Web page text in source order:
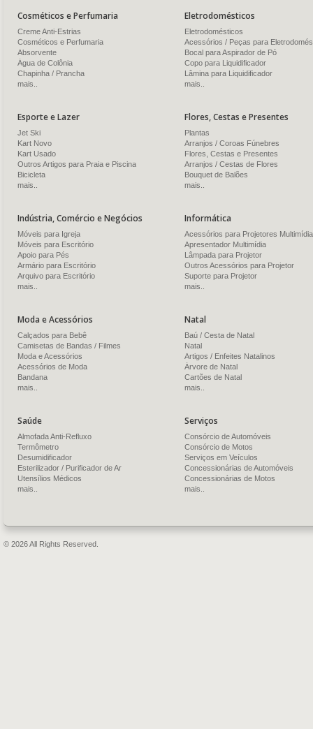
Cosméticos e Perfumaria
Creme Anti-Estrias
Cosméticos e Perfumaria
Absorvente
Água de Colônia
Chapinha / Prancha
mais..
Eletrodomésticos
Eletrodomésticos
Acessórios / Peças para
Bocal para Aspirador de Pó
Copo para Liquidificador
Lâmina para Liquidificador
mais..
Esporte e Lazer
Jet Ski
Kart Novo
Kart Usado
Outros Artigos para Praia e Piscina
Bicicleta
mais..
Flores, Cestas e Presentes
Plantas
Arranjos / Coroas Fúnebres
Flores, Cestas e Presentes
Arranjos / Cestas de Flores
Bouquet de Balões
mais..
Indústria, Comércio e Negócios
Móveis para Igreja
Móveis para Escritório
Apoio para Pés
Armário para Escritório
Arquivo para Escritório
mais..
Informática
Acessórios para Projetores Multimídia
Apresentador Multimídia
Lâmpada para Projetor
Outros Acessórios para Projetor
Suporte para Projetor
mais..
Moda e Acessórios
Calçados para Bebê
Camisetas de Bandas / Filmes
Moda e Acessórios
Acessórios de Moda
Bandana
mais..
Natal
Baú / Cesta de Natal
Natal
Artigos / Enfeites Natalinos
Árvore de Natal
Cartões de Natal
mais..
Saúde
Almofada Anti-Refluxo
Termômetro
Desumidificador
Esterilizador / Purificador de Ar
Utensílios Médicos
mais..
Serviços
Consórcio de Automóveis
Consórcio de Motos
Serviços em Veículos
Concessionárias de Automóveis
Concessionárias de Motos
mais..
© 2026 All Rights Reserved.